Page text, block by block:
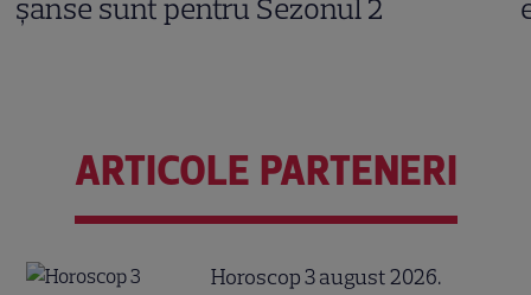
șanse sunt pentru Sezonul 2
ARTICOLE PARTENERI
Horoscop 3 august 2026.